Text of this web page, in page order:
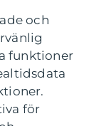
och
funktioner
för